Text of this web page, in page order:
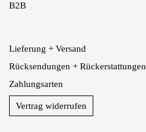
B2B
Lieferung + Versand
Rücksendungen + Rückerstattungen
Zahlungsarten
Vertrag widerrufen